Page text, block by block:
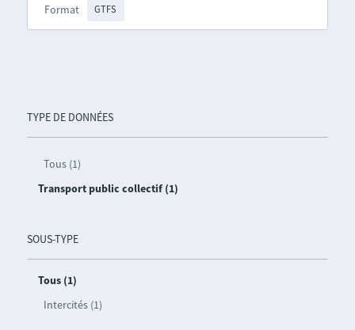
TYPE DE DONNÉES
Tous (1)
Transport public collectif (1)
SOUS-TYPE
Tous (1)
Intercités (1)
Format GTFS